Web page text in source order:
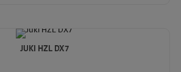
JUKI HZL DX7